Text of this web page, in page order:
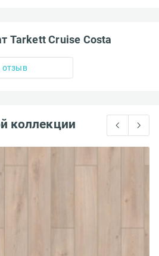
Tarkett Cruise Costa
отзыв
коллекции